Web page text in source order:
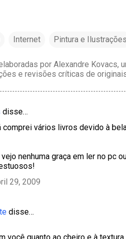
Internet
Pintura e Ilustrações
por Alexandre Kovacs,
e revisões críticas de
disse…
comprei vários livros devido à
nenhuma graça em ler no pc
29, 2009
disse…
você quanto ao cheiro e à